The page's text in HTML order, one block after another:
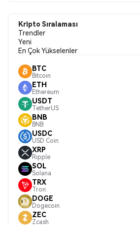
Kripto Sıralaması
Trendler
Yeni
En Çok Yükselenler
BTC
Bitcoin
ETH
Ethereum
USDT
TetherUS
BNB
BNB
USDC
USD Coin
XRP
Ripple
SOL
Solana
TRX
Tron
DOGE
Dogecoin
ZEC
Zcash